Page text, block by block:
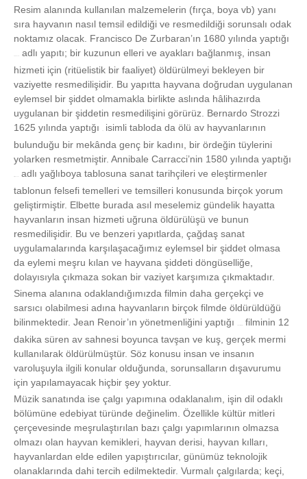
Resim alanında kullanılan malzemelerin (fırça, boya vb) yanı
sıra hayvanın nasıl temsil edildiği ve resmedildiği sorunsalı odak
noktamız olacak. Francisco De Zurbaran’ın 1680 yılında yaptığı
adlı yapıtı; bir kuzunun elleri ve ayakları bağlanmış, insan
hizmeti için (ritüelistik bir faaliyet) öldürülmeyi bekleyen bir
vaziyette resmedilişidir. Bu yapıtta hayvana doğrudan uygulanan
eylemsel bir şiddet olmamakla birlikte aslında hâlihazırda
uygulanan bir şiddetin resmedilişini görürüz. Bernardo Strozzi
1625 yılında yaptığı
isimli tabloda da ölü av hayvanlarının
bulunduğu bir mekânda genç bir kadını, bir ördeğin tüylerini
yolarken resmetmiştir. Annibale Carracci’nin 1580 yılında yaptığı
adlı yağlıboya tablosuna sanat tarihçileri ve eleştirmenler
tablonun felsefi temelleri ve temsilleri konusunda birçok yorum
geliştirmiştir. Elbette burada asıl meselemiz gündelik hayatta
hayvanların insan hizmeti uğruna öldürülüşü ve bunun
resmedilişidir. Bu ve benzeri yapıtlarda, çağdaş sanat
uygulamalarında karşılaşacağımız eylemsel bir şiddet olmasa
da eylemi meşru kılan ve hayvana şiddeti döngüselliğe,
dolayısıyla çıkmaza sokan bir vaziyet karşımıza çıkmaktadır.
Sinema alanına odaklandığımızda filmin daha gerçekçi ve
sarsıcı olabilmesi adına hayvanların birçok filmde öldürüldüğü
bilinmektedir. Jean Renoir’ın yönetmenliğini yaptığı
filminin 12
dakika süren av sahnesi boyunca tavşan ve kuş, gerçek mermi
kullanılarak öldürülmüştür. Söz konusu insan ve insanın
varoluşuyla ilgili konular olduğunda, sorunsalların dışavurumu
için yapılamayacak hiçbir şey yoktur.
Müzik sanatında ise çalgı yapımına odaklanalım, işin dil odaklı
bölümüne edebiyat türünde değinelim. Özellikle kültür mitleri
çerçevesinde meşrulaştırılan bazı çalgı yapımlarının olmazsa
olmazı olan hayvan kemikleri, hayvan derisi, hayvan kılları,
hayvanlardan elde edilen yapıştırıcılar, günümüz teknolojik
olanaklarında dahi tercih edilmektedir. Vurmalı çalgılarda; keçi,